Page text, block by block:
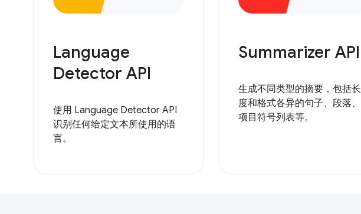
Language
Detector API
使用 Language Detector API
识别任何给定文本所使用的语
言。
Summarizer API
生成不同类型的摘要，包括长
度和格式各异的句子、段落、
项目符号列表等。